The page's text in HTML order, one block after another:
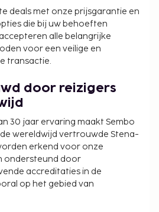
de accommodatie: de
Niet-inwoners met een
of buitenlands
met een immigratiebewijs
migratiedienst zijn vrijgesteld
Deze vrijstelling
al dan niet
vermeld die de
heeft doorgegeven.
deals met onze prijsgarantie en
die bij uw behoeften
alle belangrijke
voor een veilige en
transactie.
door reizigers
30 jaar ervaring maakt Sembo
wereldwijd vertrouwde Stena-
erkend voor onze
ondersteund door
accreditaties in de
op het gebied van